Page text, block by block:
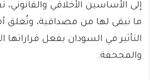
إلى الأساسين الأخلاقي
ما تبقى لها من مصداقية، وتُغلق
التأثير في السودان بفعل قراراتها
والمجحفة.